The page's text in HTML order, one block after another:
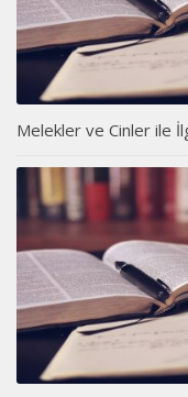
Melekler ve Cinler ile